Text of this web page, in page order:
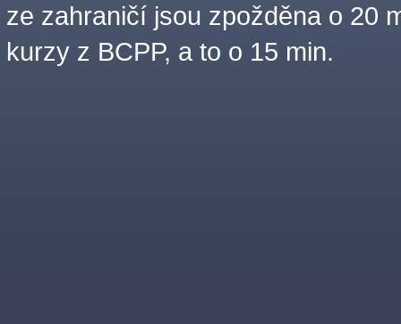
ze zahraničí jsou zpožděna o 20
kurzy z BCPP, a to o 15 min.